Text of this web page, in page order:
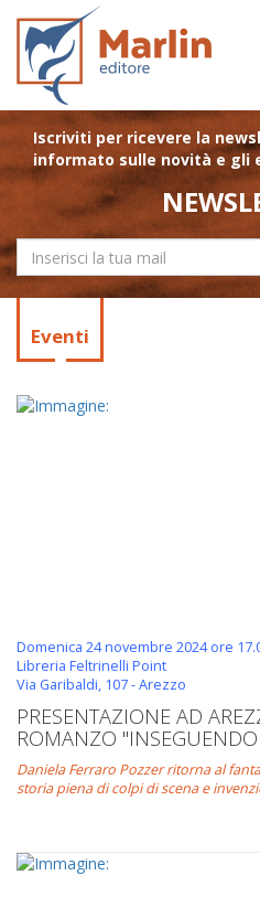
Iscriviti per ricevere la
informato sulle novità e gli
Eventi
Domenica 24 novembre 2024 ore
Libreria Feltrinelli Point
Via Garibaldi, 107 - Arezzo
PRESENTAZIONE AD
ROMANZO
Daniela Ferraro Pozzer ritorna al
storia piena di colpi di scena e